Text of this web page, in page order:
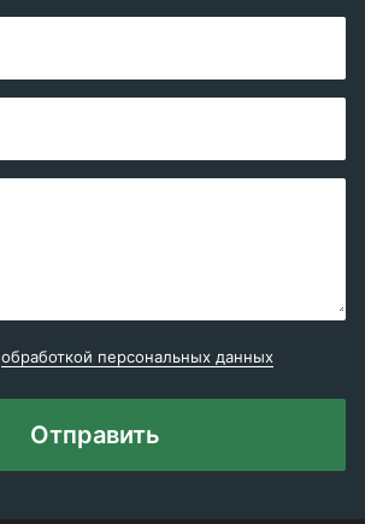
обработкой персональных данных
Отправить